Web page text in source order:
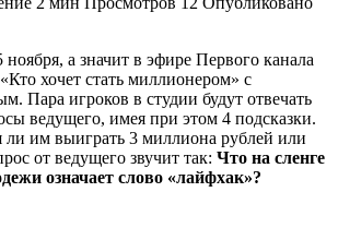
ноября, а значит в эфире Первого канала
хочет стать миллионером» с
Пара игроков в студии будут отвечать
ведущего, имея при этом 4 подсказки.
ли им выиграть 3 миллиона рублей или
от ведущего звучит так: Что на сленге
означает слово «лайфхак»?